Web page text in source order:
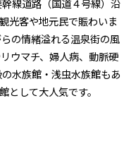
線道路（国道４号線）沿
光客や地元民で賑わいま
の情緒溢れる温泉街の風
ウマチ、婦人病、動脈硬
水族館・浅虫水族館もあ
として大人気です。